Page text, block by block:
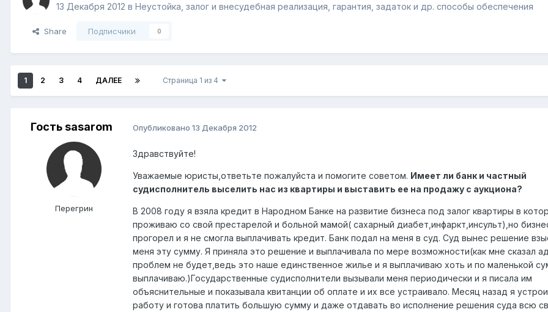
13 Декабря 2012 в Неустойка, залог и внесудебная реализация, гарантия, задаток и др. способы обеспечения
Share Подписчики 0
1 2 3 4 ДАЛЕЕ Страница 1 из 4
Гость sasarom
Перегрин
Опубликовано 13 Декабря 2012
Здравствуйте!
Уважаемые юристы,ответьте пожалуйста и помогите советом. Имеет ли банк и частный
судисполнитель выселить нас из квартиры и выставить ее на продажу с аукциона?
В 2008 году я взяла кредит в Народном Банке на развитие бизнеса под залог квартиры в
проживаю со свой престарелой и больной мамой( сахарный диабет,инфаркт,инсульт),но
прогорел и я не смогла выплачивать кредит. Банк подал на меня в суд. Суд вынес решение
меня эту сумму. Я приняла это решение и выплачивала по мере возможности(как мне сказал
проблем не будет,ведь это наше единственное жилье и я выплачиваю хоть и по маленькой
выплачиваю.)Государственные судисполнители вызывали меня периодически и я писала им
объяснительные и показывала квитанции об оплате и их все устраивало. Месяц назад я
работу и готова платить большую сумму и даже отдавать во исполнение решения суда всю